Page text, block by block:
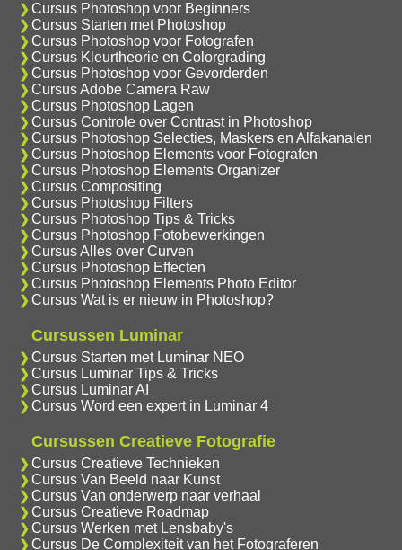
Cursus Photoshop voor Beginners
Cursus Starten met Photoshop
Cursus Photoshop voor Fotografen
Cursus Kleurtheorie en Colorgrading
Cursus Photoshop voor Gevorderden
Cursus Adobe Camera Raw
Cursus Photoshop Lagen
Cursus Controle over Contrast in Photoshop
Cursus Photoshop Selecties, Maskers en Alfakanalen
Cursus Photoshop Elements voor Fotografen
Cursus Photoshop Elements Organizer
Cursus Compositing
Cursus Photoshop Filters
Cursus Photoshop Tips & Tricks
Cursus Photoshop Fotobewerkingen
Cursus Alles over Curven
Cursus Photoshop Effecten
Cursus Photoshop Elements Photo Editor
Cursus Wat is er nieuw in Photoshop?
Cursussen Luminar
Cursus Starten met Luminar NEO
Cursus Luminar Tips & Tricks
Cursus Luminar AI
Cursus Word een expert in Luminar 4
Cursussen Creatieve Fotografie
Cursus Creatieve Technieken
Cursus Van Beeld naar Kunst
Cursus Van onderwerp naar verhaal
Cursus Creatieve Roadmap
Cursus Werken met Lensbaby's
Cursus De Complexiteit van het Fotograferen